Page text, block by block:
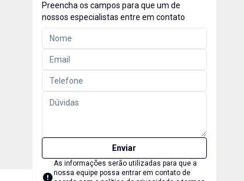
Preencha os campos para que um de
nossos especialistas entre em contato
Enviar
As informações serão utilizadas para que a
nossa equipe possa entrar em contato de